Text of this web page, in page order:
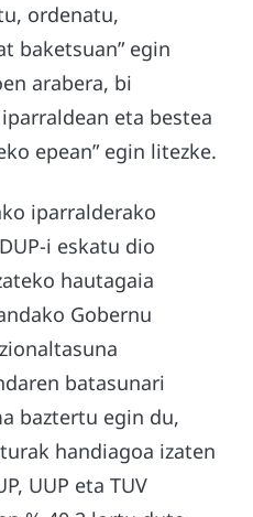
ordenatu,
baketsuan” egin
arabera, bi
eta bestea
epean” egin litezke.
iparralderako
i eskatu dio
hautagaia
Gobernu
batasunari
baztertu egin du,
handiagoa izaten
UUP eta TUV